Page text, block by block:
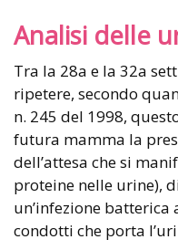
Analisi delle
Tra la 28a e la 32a
ripetere, secondo
n. 245 del 1998,
futura mamma la
dell’attesa che si
proteine nelle urine),
un’infezione
condotti che porta